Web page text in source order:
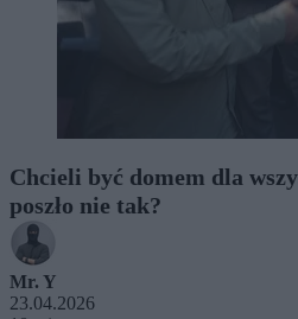
Chcieli być domem dla
poszło nie tak?
Mr. Y
23.04.2026